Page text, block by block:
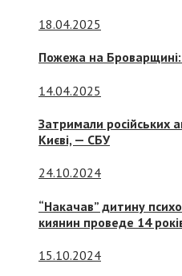
18.04.2025
Пожежа на Броварщині:
14.04.2025
Затримали російських
Києві, — СБУ
24.10.2024
“Накачав” дитину
киянин проведе 14
15.10.2024